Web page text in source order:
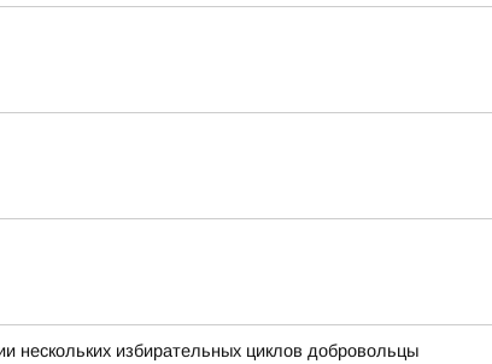
нескольких избирательных циклов добровольцы